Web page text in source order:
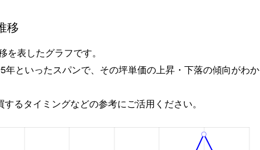
移
を表したグラフです。
年といったスパンで、その坪単価の上昇・下落の傾向がわか
るタイミングなどの参考にご活用ください。